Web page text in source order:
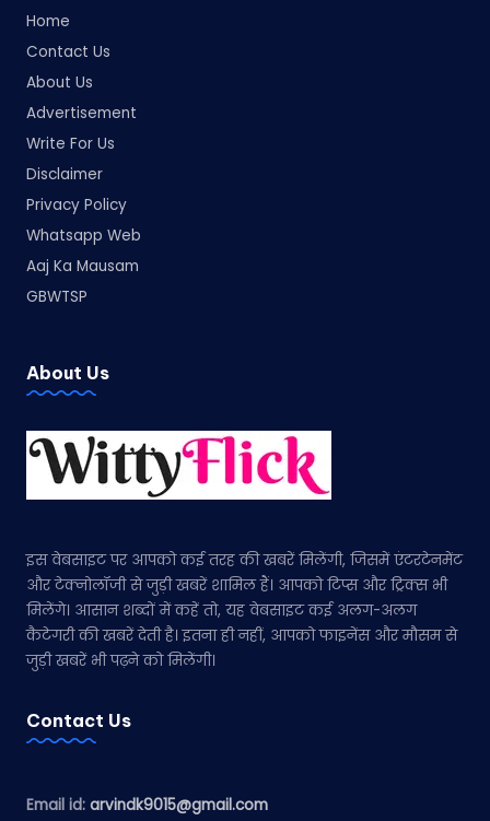
Home
Contact Us
About Us
Advertisement
Write For Us
Disclaimer
Privacy Policy
Whatsapp Web
Aaj Ka Mausam
GBWTSP
About Us
इस वेबसाइट पर आपको कई तरह की खबरें मिलेंगी, जिसमें एंटरटेनमेंट
और टेक्नोलॉजी से जुड़ी खबरें शामिल हैं। आपको टिप्स और ट्रिक्स भी
मिलेंगे। आसान शब्दों में कहें तो, यह वेबसाइट कई अलग-अलग
कैटेगरी की खबरें देती है। इतना ही नहीं, आपको फाइनेंस और मौसम से
जुड़ी खबरें भी पढ़ने को मिलेंगी।
Contact Us
Email id: arvindk9015@gmail.com